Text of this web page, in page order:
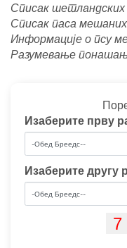
Списак шетландских
Списак паса
Информације о псу
Разумевање
Изаберите прву
Изаберите другу